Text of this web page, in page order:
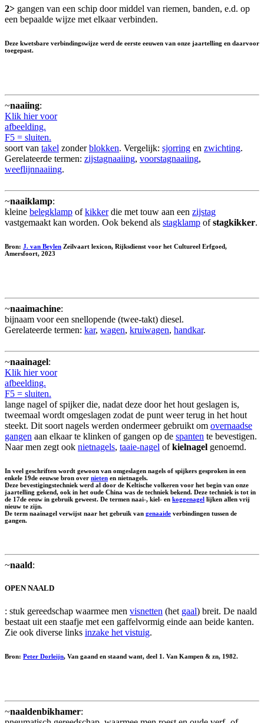
2> gangen van een schip door middel van riemen, banden, e.d. op
een bepaalde wijze met elkaar verbinden.
Deze kwetsbare verbindingswijze werd de eerste eeuwen van onze jaartelling en daarvoor
toegepast.
~naaiing:
Klik hier voor
afbeelding.
F5 = sluiten.
soort van takel zonderblokken. Vergelijk: sjorring en zwichting.
Gerelateerde termen: zijstagnaaiing, voorstagnaaiing,
weeflijnnaaiing.
~naaiklamp:
kleine belegklamp ofkikkerdie met touw aan een zijstag
vastgemaakt kan worden. Ook bekend als stagklamp ofstagkikker.
Bron: J. van Beylen Zeilvaart lexicon, Rijksdienst voor het Cultureel Erfgoed,
Amersfoort, 2023
~naaimachine:
bijnaam voor een snellopende (twee-takt) diesel.
Gerelateerde termen: kar, wagen, kruiwagen, handkar.
~naainagel:
Klik hier voor
afbeelding.
F5 = sluiten.
lange nagel of spijker die, nadat deze door het hout geslagen is,
tweemaal wordt omgeslagen zodat de punt weer terug in het hout
steekt. Dit soort nagels werden ondermeer gebruikt om overnaadse
gangen aan elkaar te klinken of gangen op de spanten te bevestigen.
Naar men zegt ook nietnagels, taaie-nagel ofkielnagel genoemd.
In veel geschriften wordt gewoon van omgeslagen nagels of spijkers gesproken in een
enkele 19de eeuwse bron over nieten en nietnagels.
Deze bevestigingstechniek werd al door de Keltische volkeren voor het begin van onze
jaartelling gekend, ook in het oude China was de techniek bekend. Deze techniek is tot in
de 17de eeuw in gebruik geweest. De termen naai-, kiel- en koggenagel lijken allen vrij
nieuw te zijn.
De term naainagel verwijst naar het gebruik van genaaide verbindingen tussen de
gangen.
~naald:
OPEN NAALD
: stuk gereedschap waarmee men visnetten (het gaal) breit. De naald
bestaat uit een staafje met een gaffelvormig einde aan beide kanten.
Zie ook diverse links inzake het vistuig.
Bron: Peter Dorleijn, Van gaand en staand want, deel 1. Van Kampen & zn, 1982.
~naaldenbikhamer: